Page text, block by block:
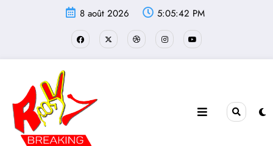
8 août 2026 5:05:43 PM